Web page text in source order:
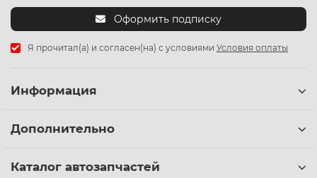
Оформить подписку
Я прочитал(а) и согласен(на) с условиями Условия оплаты
Информация
Дополнительно
Каталог автозапчастей